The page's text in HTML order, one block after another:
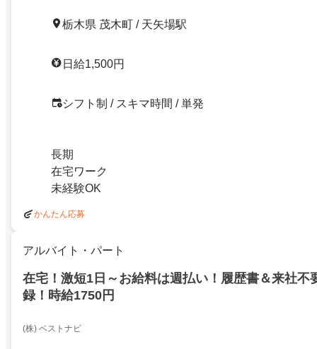
栃木県 茂木町 / 天矢場駅
日給1,500円
シフト制 / スキマ時間 / 単発
長期
在宅ワーク
未経験OK
かんたん応募
アルバイト・パート
在宅！激短1日～お給料は週払い！履歴書＆来社不
録！時給1750円
(株) ベストナビ